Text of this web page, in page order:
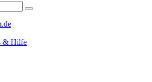
& Hilfe